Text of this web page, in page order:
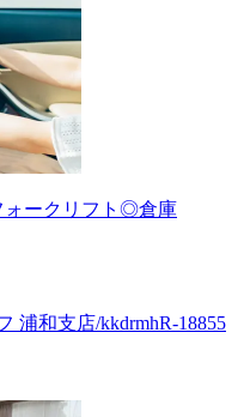
ークリフト◎倉庫
浦和支店/kkdrmhR-18855